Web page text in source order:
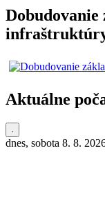
Aktuálne
dnes, sobota 8. 8.